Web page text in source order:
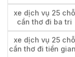
xe dịch vụ 25 chỗ
cần thơ đi ba tri
xe dịch vụ 25 chỗ
cần thơ đi tiền